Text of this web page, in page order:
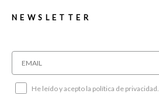
NEWSLETTER
He leído y acepto la política de privacidad.